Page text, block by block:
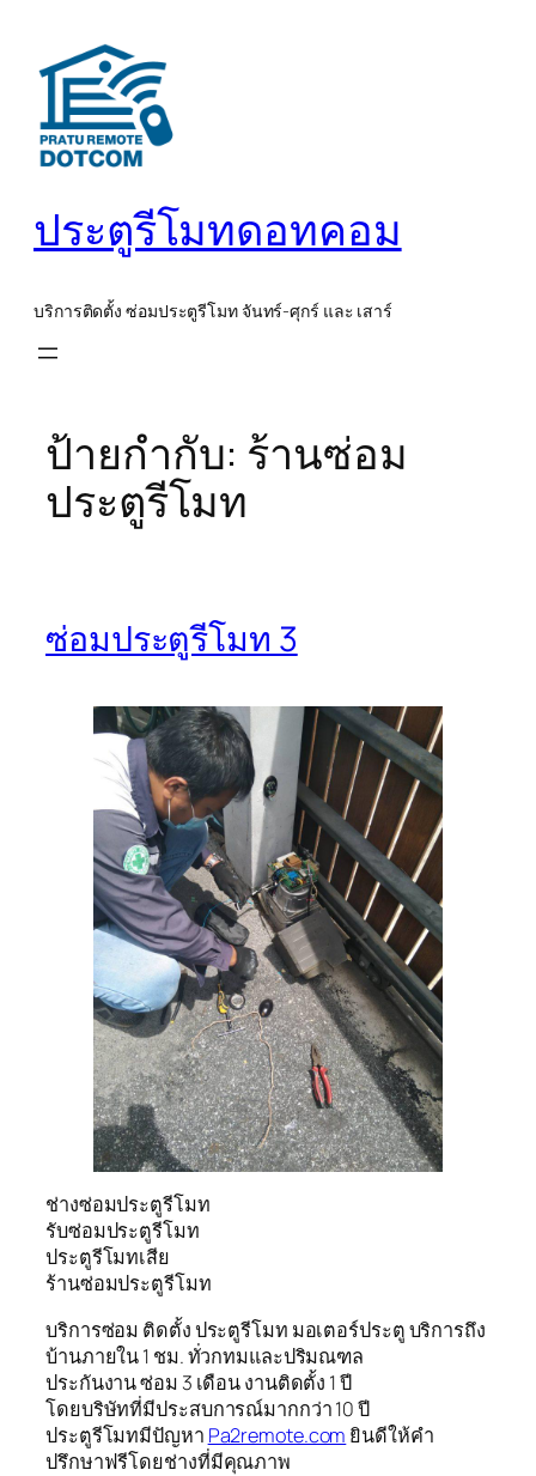
เนื้อหา
ประตูรีโมทดอทคอม
บริการติดตั้ง ซ่อมประตูรีโมท จันทร์-ศุกร์ และ เสาร์
ป้ายกำกับ: ร้านซ่อม
ประตูรีโมท
ซ่อมประตูรีโมท 3
ช่างซ่อมประตูรีโมท
รับซ่อมประตูรีโมท
ประตูรีโมทเสีย
ร้านซ่อมประตูรีโมท
บริการซ่อม ติดตั้ง ประตูรีโมท มอเตอร์ประตู บริการถึง
บ้านภายใน 1 ชม. ทั่วกทมและปริมณฑล
ประกันงาน ซ่อม 3 เดือน งานติดตั้ง 1 ปี
โดยบริษัทที่มีประสบการณ์มากกว่า 10 ปี
ประตูรีโมทมีปัญหา Pa2remote.com ยินดีให้คำ
ปรึกษาฟรีโดยช่างที่มีคุณภาพ